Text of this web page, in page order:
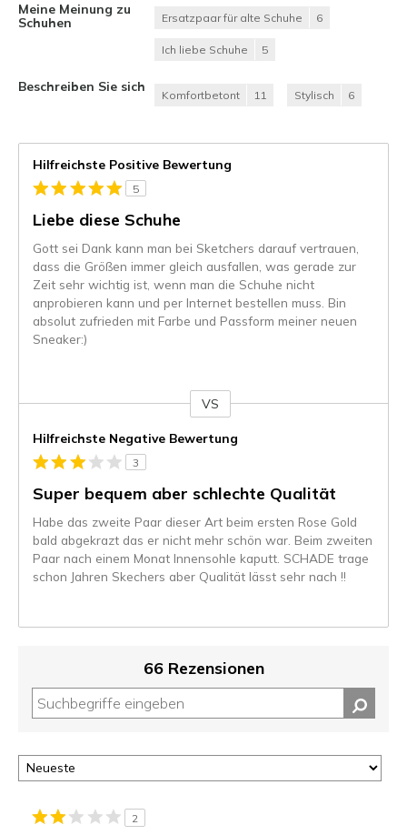
Meine Meinung zu
Schuhen
Ersatzpaar für alte Schuhe 6
Ich liebe Schuhe 5
Beschreiben Sie sich
Komfortbetont 11 Stylisch 6
Hilfreichste Positive Bewertung
5
Liebe diese Schuhe
Gott sei Dank kann man bei Sketchers darauf vertrauen,
dass die Größen immer gleich ausfallen, was gerade zur
Zeit sehr wichtig ist, wenn man die Schuhe nicht
anprobieren kann und per Internet bestellen muss. Bin
absolut zufrieden mit Farbe und Passform meiner neuen
Sneaker:)
VS
Hilfreichste Negative Bewertung
3
Super bequem aber schlechte Qualität
Habe das zweite Paar dieser Art beim ersten Rose Gold
bald abgekrazt das er nicht mehr schön war. Beim zweiten
Paar nach einem Monat Innensohle kaputt. SCHADE trage
schon Jahren Skechers aber Qualität lässt sehr nach !!
66 Rezensionen
2